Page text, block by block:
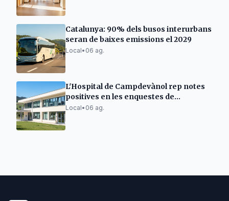
Catalunya: 90% dels busos interurbans
seran de baixes emissions el 2029
Local• 06 ag.
L'Hospital de Campdevànol rep notes
positives en les enquestes de
satisfacció
Local• 06 ag.